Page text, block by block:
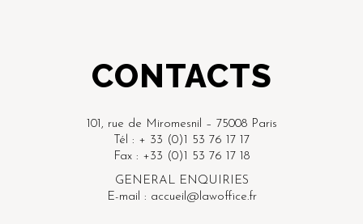
CONTACTS
101, rue de Miromesnil – 75008 Paris
Tél : + 33 (0)1 53 76 17 17
Fax : +33 (0)1 53 76 17 18
GENERAL ENQUIRIES
E-mail : accueil@lawoffice.fr